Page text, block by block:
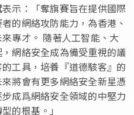
表示：「奪旗賽旨在提供國際
的網絡攻防能力，為香港、
專才。 隨著人工智能、大
網絡安全成為備受重視的議
工具，培養『道德駭客』的
將會有更多網絡安全新星憑
成爲網絡安全領域的中堅力
的根基。」